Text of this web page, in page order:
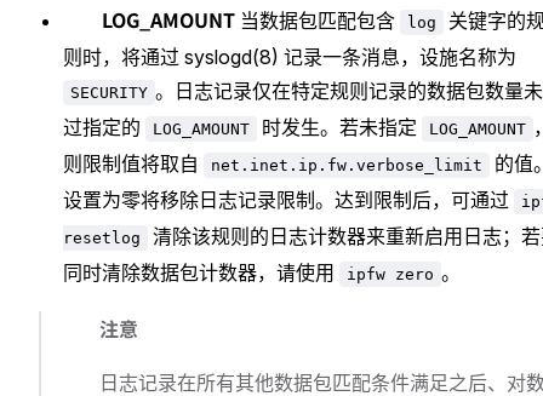
LOG_AMOUNT 当数据包匹配包含 log
关键字的
则时，将通过 syslogd(8) 记录一条消息，设施名称为
SECURITY 。日志记录仅在特定规则记录的数据包数量
过指定的
LOG_AMOUNT 时发生。若未指定 LOG_AMOUNT
则限制值将取自
net.inet.ip.fw.verbose_limit
的值
设置为零将移除日志记录限制。达到限制后，可通过
resetlog
清除该规则的日志计数器来重新启用日志；
同时清除数据包计数器，请使用
ipfw zero 。
注意
日志记录在所有其他数据包匹配条件满足之后、对